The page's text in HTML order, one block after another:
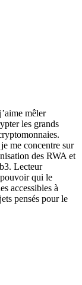
mêler
les grands
me concentre sur
des RWA et
Lecteur
qui le
accessibles à
pensés pour le